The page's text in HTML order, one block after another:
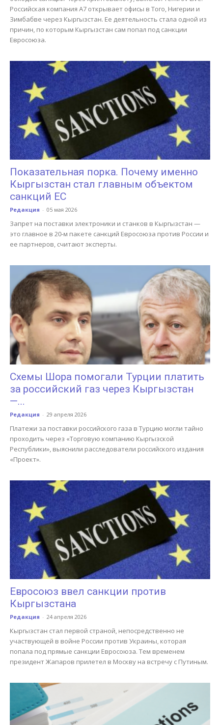
Российская компания А7 открывает офисы в Того, Нигерии и
Зимбабве через Кыргызстан. Ее деятельность стала одной из
причин, по которым Кыргызстан сам попал под санкции
Евросоюза.
Показательная порка. Почему именно
Кыргызстан стал главным объектом
санкций ЕС
Редакция - 05 мая 2026
Запрет на поставки электроники и станков в Кыргызстан —
это главное в 20-м пакете санкций Евросоюза против России и
ее партнеров, считают эксперты.
Схемы Шора помогали Турции платить
за российский газ через Кыргызстан
—...
Редакция - 29 апреля 2026
Платежи за поставки российского газа в Турцию могли тайно
проходить через «Торговую компанию Кыргызской
Республики», выяснили расследователи российского издания
«Проект».
Евросоюз ввел санкции против
Кыргызстана
Редакция - 24 апреля 2026
Кыргызстан стал первой страной, непосредственно не
участвующей в войне России против Украины, которая
попала под прямые санкции Евросоюза. Тем временем
президент Жапаров прилетел в Москву на встречу с Путиным.